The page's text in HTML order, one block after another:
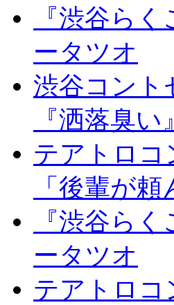
『渋谷ら
ータツオ
渋谷コント
『洒落臭い』
テアトロコ
「後輩が
『渋谷ら
ータツオ
テアトロ